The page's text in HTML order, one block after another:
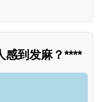
感到发麻？****